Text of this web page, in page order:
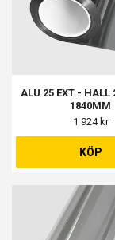
ALU 25 EXT - HALL
1840MM
1 924 kr
KÖP